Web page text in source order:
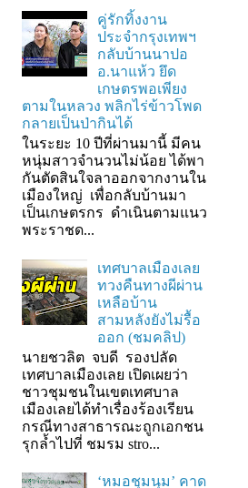
คู่รักทิ้งงาน
ประจำกรุงเทพฯ
กลับบ้านนาปอ
อ.นาแห้ว ยึด
เกษตรพอเพียง
ตามในหลวง พลิกไร่ข้าวโพด
กลายเป็นป่ากินได้
ในระยะ 10 ปีที่ผ่านมานี้ มีคน
หนุ่มสาวจำนวนไม่น้อย ได้พา
กันตัดสินใจลาออกจากงานใน
เมืองใหญ่ เพื่อกลับบ้านมา
เป็นเกษตรกร ดำเนินตามแนว
พระราชด...
เทศบาลเมืองเลย
ทวงคืนทางผีผ่าน
เหลือบ้าน
สามหลังยังไม่รื้อ
ออก (ชมคลิป)
นายชวลิต จบดี รองปลัด
เทศบาลเมืองเลย เปิดเผยว่า
ชาวชุมชนในเขตเทศบาล
เมืองเลยได้ทำเรื่องร้องเรียน
กรณีทางสาธารณะถูกเอกชน
รุกล้ำไปที่ ชมรม stro...
‘หมอชุมนุม’ คาด